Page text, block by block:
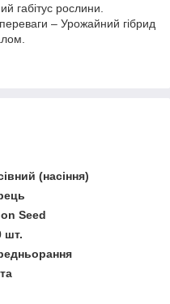
габітус рослини.
– Урожайний гібрид
(насіння)
Seed
шт.